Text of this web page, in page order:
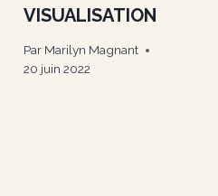
VISUALISATION
Par Marilyn Magnant
20 juin 2022